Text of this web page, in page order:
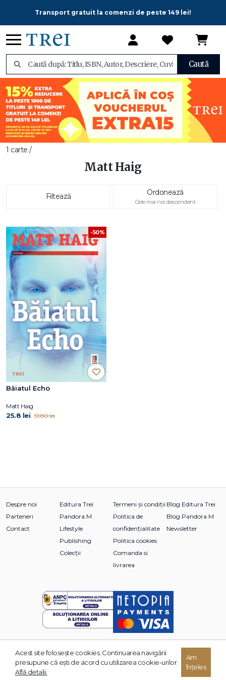
Transport gratuit la comenzi de peste 149 lei!
Caută
1 carte /
Matt Haig
Filtează Ordonează
Cele mai noi descendent
-50%
Băiatul Echo
Matt Haig
25.8 lei 51.80 lei
Despre noi
Parteneri
Contact
Editura Trei
Pandora M
Lifestyle
Publishing
Colecții
Termeni și condiții
Politica de
confidențialitate
Politica cookies
Comanda si
livrarea
Blog Editura Trei
Blog Pandora M
Newsletter
© 2026 Grupul Editorial TREI. Toate drepturile rezervate.
Acest site foloseşte cookies. Continuarea navigării
presupune că eşti de acord cu utilizarea cookie-urilor.
Află detalii.
Am
înțeles